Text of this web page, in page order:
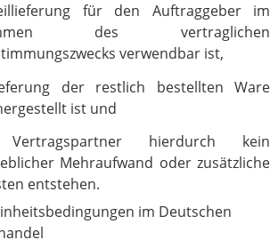
für den Auftraggeber im
des vertraglichen
verwendbar ist,
der restlich bestellten Ware
ist und
hierdurch kein
Mehraufwand oder zusätzliche
entstehen.
im Deutschen